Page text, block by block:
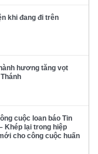
khi đang đi trên
hương tăng vọt
cuộc loan báo Tin
Khép lại trong hiệp
cho công cuộc huấn